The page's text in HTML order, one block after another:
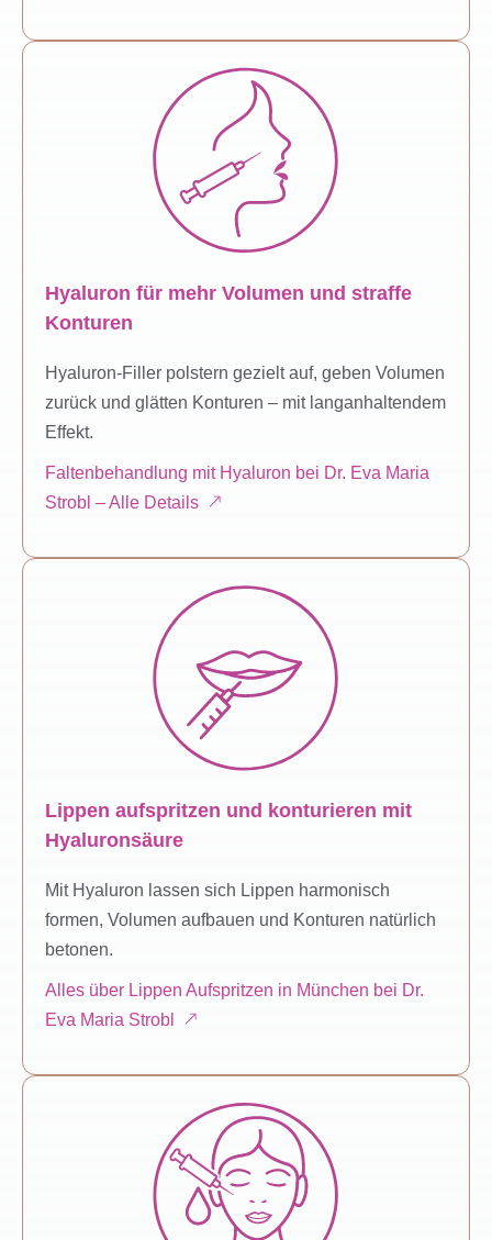
Hyaluron für mehr Volumen und straffe
Konturen
Hyaluron-Filler polstern gezielt auf, geben Volumen
zurück und glätten Konturen – mit langanhaltendem
Effekt.
Faltenbehandlung mit Hyaluron bei Dr. Eva Maria
Strobl – Alle Details
Lippen aufspritzen und konturieren mit
Hyaluronsäure
Mit Hyaluron lassen sich Lippen harmonisch
formen, Volumen aufbauen und Konturen natürlich
betonen.
Alles über Lippen Aufspritzen in München bei Dr.
Eva Maria Strobl